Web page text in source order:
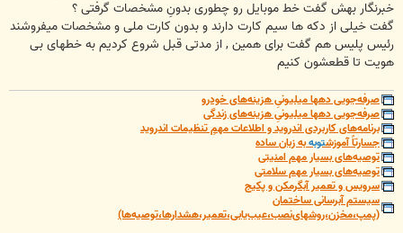
خبرنگار بهش گفت خط موبایل رو چطوری بدونِ مشخصات گرفتی ؟
گفت خیلی از دکه ها سیم کارت دارند و بدون کارت ملی و مشخصات میفروشند
رئیس پلیس هم گفت برای همین , از مدتی قبل شروع کردیم به خطهای بی
هویت تا قطعشون کنیم
صرفه‌جویی دهها میلیونیِ هزینه‌های خودرو
صرفه‌جویی دهها میلیونیِ هزینه‌های زندگی
برنامه‌های کاربردی اندروید و اطلاعات مهمِ تنظیمات اندروید
جسارتاً آموزشتوبهبه زبان ساده
توصیه‌های بسیار مهم امنیتی
توصیه‌های بسیار مهم سلامتی
سرویس و تعمیر آبگرمکن و پکیج
سیستم آبرسانی ساختمان
(پمپ،مخزن،روشهای‌نصب،عیب‌یابی،تعمیر،هشدارها،توصیه‌ها)